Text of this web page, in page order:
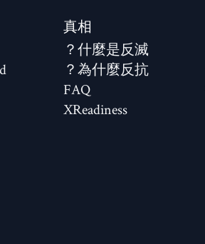
真相
什麼是反滅？
為什麼反抗？
FAQ
XReadiness